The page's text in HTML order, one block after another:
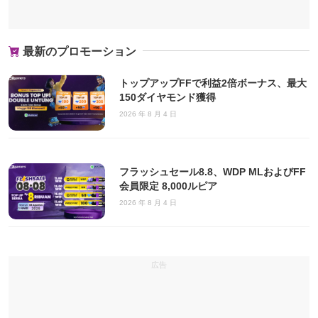
最新のプロモーション
トップアップFFで利益2倍ボーナス、最大
150ダイヤモンド獲得
2026 年 8 月 4 日
フラッシュセール8.8、WDP MLおよびFF
会員限定 8,000ルピア
2026 年 8 月 4 日
広告